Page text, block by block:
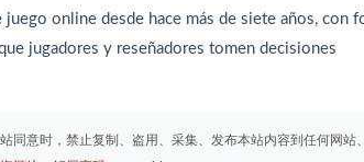
online desde hace más de siete años, con
jugadores y reseñadores tomen decisiones
同意时，禁止复制、盗用、采集、发布本站内容到任何网站